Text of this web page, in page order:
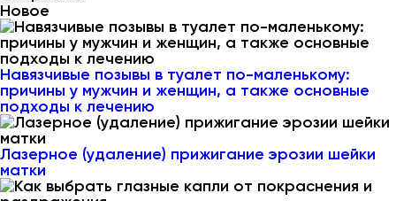
Новое
Навязчивые позывы в туалет по-маленькому:
причины у мужчин и женщин, а также основные
подходы к лечению
Лазерное (удаление) прижигание эрозии шейки
матки